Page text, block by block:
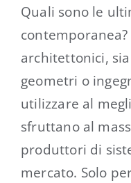
Quali sono le
architettonici,
geometri o
utilizzare al
sfruttano al
produttori di
mercato. Solo